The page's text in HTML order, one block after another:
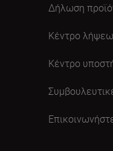
Δήλωση
Κέντρο
Κέντρο